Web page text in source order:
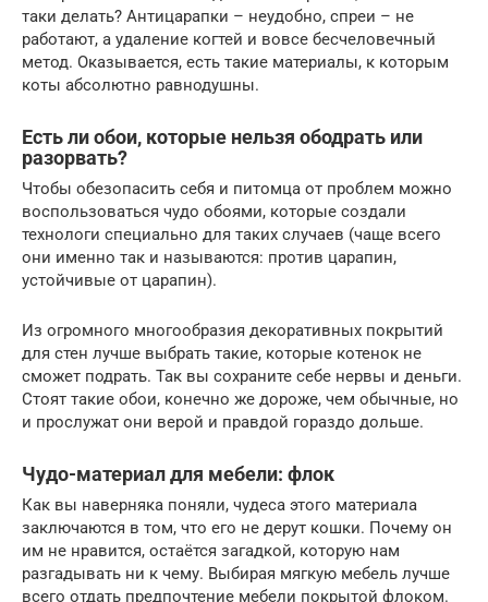
таки делать? Антицарапки – неудобно, спреи – не
работают, а удаление когтей и вовсе бесчеловечный
метод. Оказывается, есть такие материалы, к которым
коты абсолютно равнодушны.
Есть ли обои, которые нельзя ободрать или
разорвать?
Чтобы обезопасить себя и питомца от проблем можно
воспользоваться чудо обоями, которые создали
технологи специально для таких случаев (чаще всего
они именно так и называются: против царапин,
устойчивые от царапин).
Из огромного многообразия декоративных покрытий
для стен лучше выбрать такие, которые котенок не
сможет подрать. Так вы сохраните себе нервы и деньги.
Стоят такие обои, конечно же дороже, чем обычные, но
и прослужат они верой и правдой гораздо дольше.
Чудо-материал для мебели: флок
Как вы наверняка поняли, чудеса этого материала
заключаются в том, что его не дерут кошки. Почему он
им не нравится, остаётся загадкой, которую нам
разгадывать ни к чему. Выбирая мягкую мебель лучше
всего отдать предпочтение мебели покрытой флоком.